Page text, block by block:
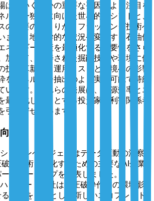
は、いくつかの重要な要因により注目を
ルギー独立に向けた世界的なシフトと、
の需要の高まりが、フラッキング技術へ
ます。地政学的な状況や変動する石油価
ネルギー生産を最適化する必要性をさら
加えて、改善された掘削技術や環境に優
技術革新が、運用コストと環境への影響
をエネルギー抽出のより実行可能で持続
います。これらの発展は、資源効率とエ
最大化しようとする投資家や利害関係者
引き寄せています。
ュルンベルジェ社はデータ駆動の洞察
破砕技術を強化するための主要なAI企業
ートナーシップを発表しました。
ハリバートン社は水圧破砕作業の環境影
ることを目的とした新しいエコフレンド